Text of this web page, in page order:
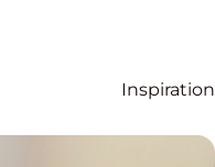
Inspiration